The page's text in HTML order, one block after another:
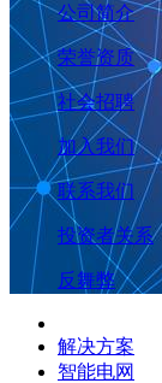
公司简介
荣誉资质
社会招聘
加入我们
联系我们
投资者关系
反舞弊
解决方案
智能电网